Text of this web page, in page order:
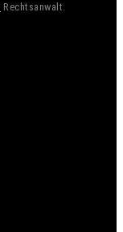
Rechtsanwalt.